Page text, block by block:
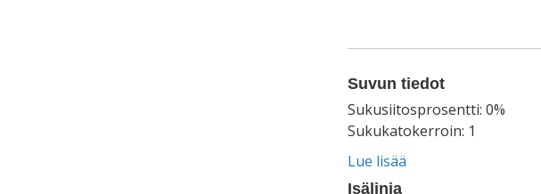
Suvun tiedot
Sukusiitosprosentti: 0%
Sukukatokerroin: 1
Lue lisää
Isälinja